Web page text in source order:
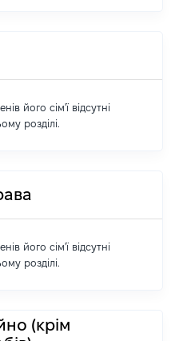
його сім'ї відсутні
розділі.
його сім'ї відсутні
розділі.
(крім